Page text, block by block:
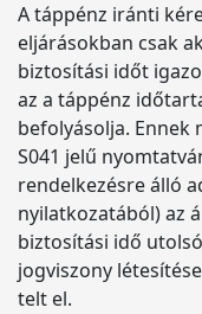
A táppénz iránti
eljárásokban csak
biztosítási időt
az a táppénz
befolyásolja. Ennek
S041 jelű
rendelkezésre álló
nyilatkozatából) az
biztosítási idő
jogviszony
telt el.